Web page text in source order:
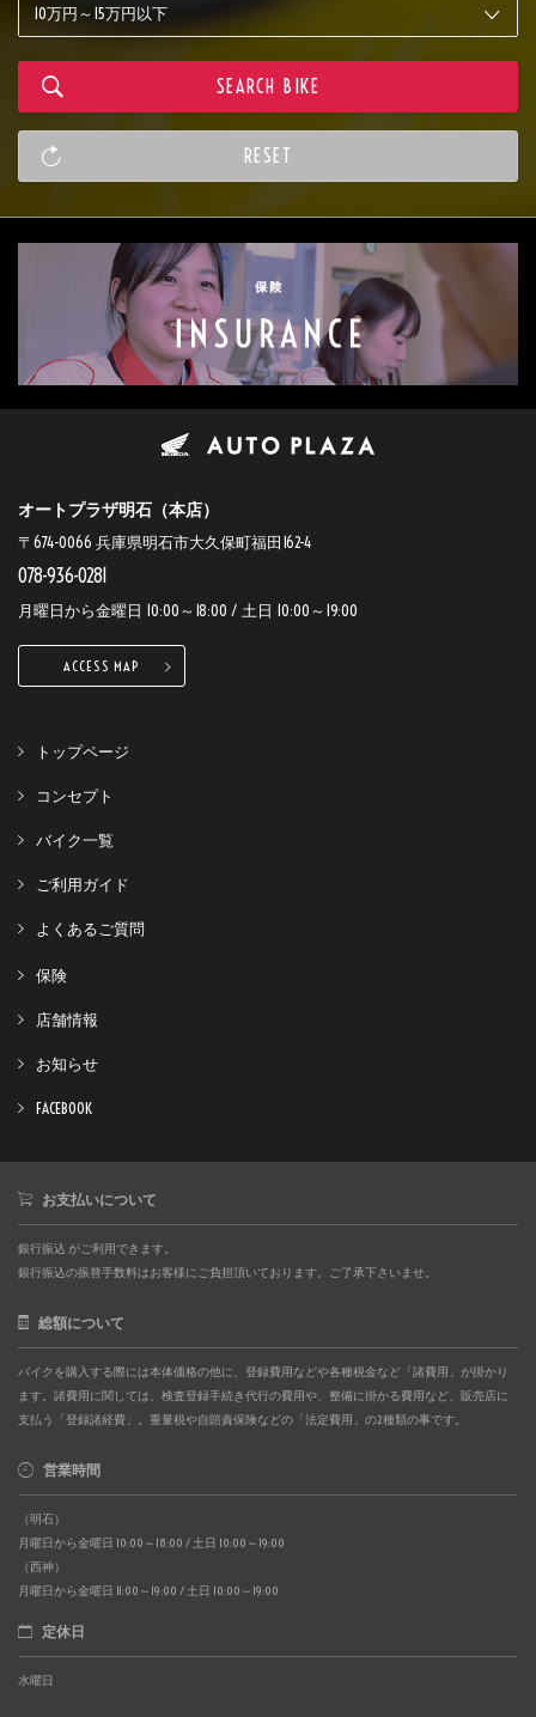
オートプラザ明石（本店）
〒674-0066 兵庫県明石市大久保町福田162-4
078-936-0281
月曜日から金曜日 10:00～18:00 / 土日 10:00～19:00
ACCESS MAP
トップページ
コンセプト
バイク一覧
ご利用ガイド
よくあるご質問
保険
店舗情報
お知らせ
FACEBOOK
お支払いについて
銀行振込 がご利用できます。
銀行振込の振替手数料はお客様にご負担頂いております。ご了承下さいませ。
総額について
バイクを購入する際には本体価格の他に、登録費用などや各種税金など「諸費用」が掛かり
ます。諸費用に関しては、検査登録手続き代行の費用や、整備に掛かる費用など、販売店に
支払う「登録諸経費」。重量税や自賠責保険などの「法定費用」の2種類の事です。
営業時間
（明石）
月曜日から金曜日 10:00～18:00 / 土日 10:00～19:00
（西神）
月曜日から金曜日 11:00～19:00 / 土日 10:00～19:00
定休日
水曜日